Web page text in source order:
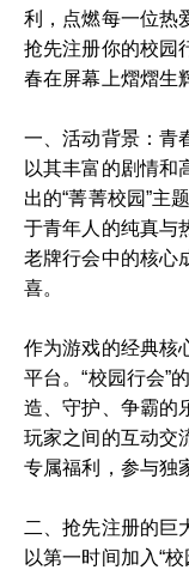
利，点燃每一位热
抢先注册你的校园
春在屏幕上熠熠生
一、活动背景：青
以其丰富的剧情和
出的“菁菁校园”主
于青年人的纯真与
老牌行会中的核心
喜。
作为游戏的经典核
平台。“校园行会”
造、守护、争霸的
玩家之间的互动交
专属福利，参与独
二、抢先注册的巨
以第一时间加入“